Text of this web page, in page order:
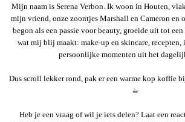
Mijn naam is Serena Verbon. Ik woon in Houten,
mijn vriend, onze zoontjes Marshall en Cameron en
begon als een passie voor beauty, groeide uit tot
wat mij blij maakt: make-up en skincare, recepten,
persoonlijke momenten uit het
Dus scroll lekker rond, pak er een warme kop koffie
☕︎
Heb je een vraag of wil je iets delen? Laat een